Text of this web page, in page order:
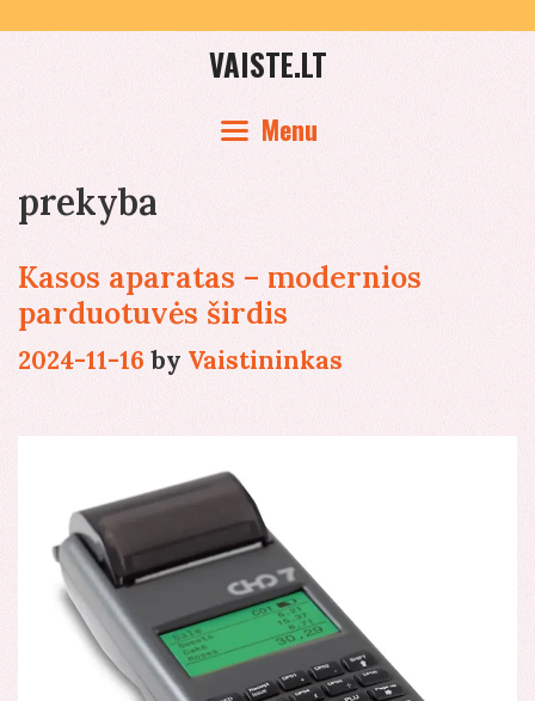
content
VAISTE.LT
Menu
prekyba
Kasos aparatas – modernios
parduotuvės širdis
2024-11-16 by Vaistininkas